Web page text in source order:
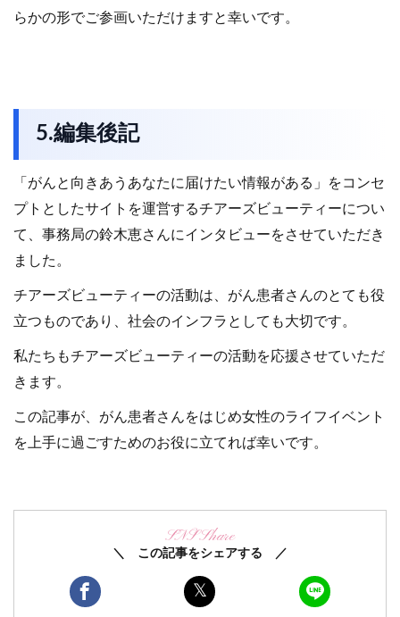
らかの形でご参画いただけますと幸いです。
5.編集後記
「がんと向きあうあなたに届けたい情報がある」をコンセ
プトとしたサイトを運営するチアーズビューティーについ
て、事務局の鈴木恵さんにインタビューをさせていただき
ました。
チアーズビューティーの活動は、がん患者さんのとても役
立つものであり、社会のインフラとしても大切です。
私たちもチアーズビューティーの活動を応援させていただ
きます。
この記事が、がん患者さんをはじめ女性のライフイベント
を上手に過ごすためのお役に立てれば幸いです。
SNS Share
＼ この記事をシェアする ／